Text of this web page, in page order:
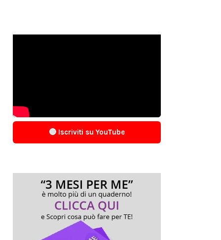
🔴 Iscriviti su YouTube